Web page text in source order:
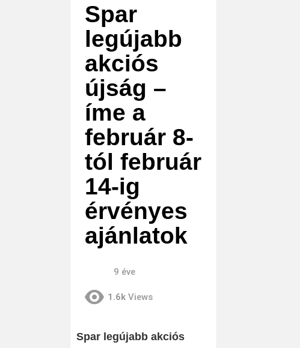
Spar
legújabb
akciós
újság –
íme a
február 8-
tól február
14-ig
érvényes
ajánlatok
9 éve
1.6k Views
Spar legújabb akciós